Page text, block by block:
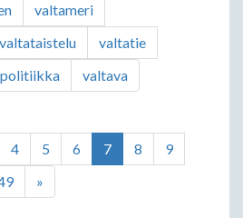
valtameri
valtataistelu
valtatie
valtava
4 5 6 7 8
9
»